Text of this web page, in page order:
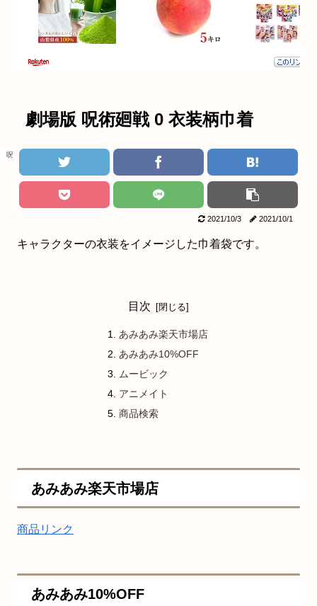
劇場版 呪術廻戦 0 衣装柄巾着
呪術廻戦
2021/10/3 2021/10/1
キャラクターの衣装をイメージした巾着袋です。
目次
あみあみ楽天市場店
あみあみ10%OFF
ムービック
アニメイト
商品検索
あみあみ楽天市場店
商品リンク
あみあみ10%OFF